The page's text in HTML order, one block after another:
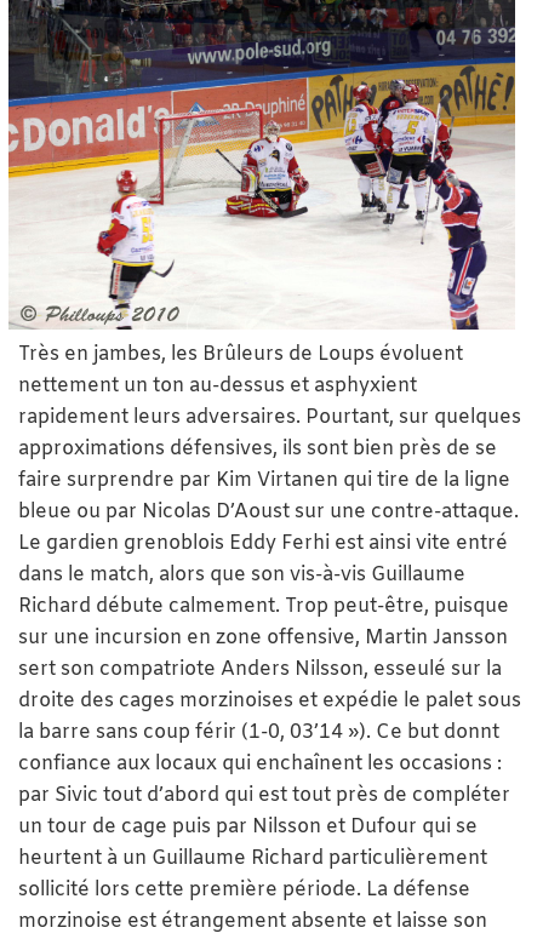
Très en jambes, les Brûleurs de Loups évoluent
nettement un ton au-dessus et asphyxient
rapidement leurs adversaires. Pourtant, sur quelques
approximations défensives, ils sont bien près de se
faire surprendre par Kim Virtanen qui tire de la ligne
bleue ou par Nicolas D’Aoust sur une contre-attaque.
Le gardien grenoblois Eddy Ferhi est ainsi vite entré
dans le match, alors que son vis-à-vis Guillaume
Richard débute calmement. Trop peut-être, puisque
sur une incursion en zone offensive, Martin Jansson
sert son compatriote Anders Nilsson, esseulé sur la
droite des cages morzinoises et expédie le palet sous
la barre sans coup férir (1-0, 03’14 »). Ce but donnt
confiance aux locaux qui enchaînent les occasions :
par Sivic tout d’abord qui est tout près de compléter
un tour de cage puis par Nilsson et Dufour qui se
heurtent à un Guillaume Richard particulièrement
sollicité lors cette première période. La défense
morzinoise est étrangement absente et laisse son